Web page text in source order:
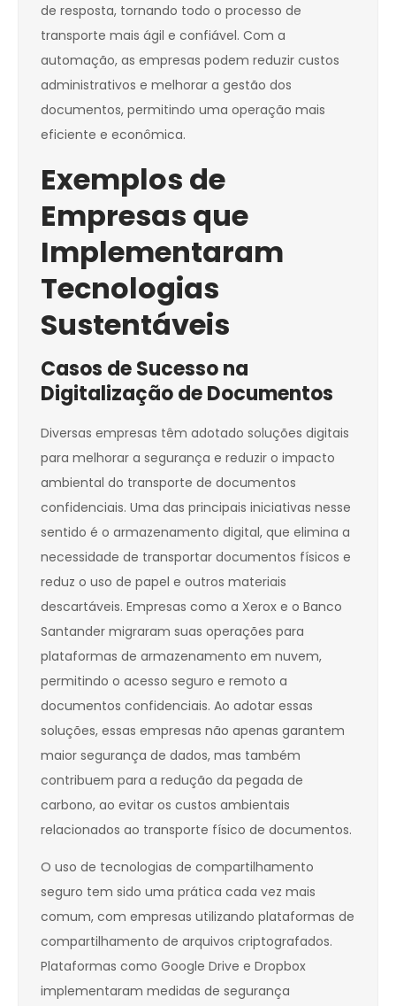
de resposta, tornando todo o processo de
transporte mais ágil e confiável. Com a
automação, as empresas podem reduzir custos
administrativos e melhorar a gestão dos
documentos, permitindo uma operação mais
eficiente e econômica.
Exemplos de
Empresas que
Implementaram
Tecnologias
Sustentáveis
Casos de Sucesso na
Digitalização de Documentos
Diversas empresas têm adotado soluções digitais
para melhorar a segurança e reduzir o impacto
ambiental do transporte de documentos
confidenciais. Uma das principais iniciativas nesse
sentido é o armazenamento digital, que elimina a
necessidade de transportar documentos físicos e
reduz o uso de papel e outros materiais
descartáveis. Empresas como a Xerox e o Banco
Santander migraram suas operações para
plataformas de armazenamento em nuvem,
permitindo o acesso seguro e remoto a
documentos confidenciais. Ao adotar essas
soluções, essas empresas não apenas garantem
maior segurança de dados, mas também
contribuem para a redução da pegada de
carbono, ao evitar os custos ambientais
relacionados ao transporte físico de documentos.
O uso de tecnologias de compartilhamento
seguro tem sido uma prática cada vez mais
comum, com empresas utilizando plataformas de
compartilhamento de arquivos criptografados.
Plataformas como Google Drive e Dropbox
implementaram medidas de segurança